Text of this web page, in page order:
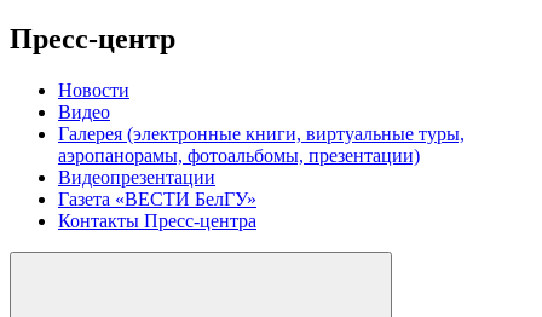
Пресс-центр
Новости
Видео
Галерея (электронные книги, виртуальные туры,
аэропанорамы, фотоальбомы, презентации)
Видеопрезентации
Газета «ВЕСТИ БелГУ»
Контакты Пресс-центра